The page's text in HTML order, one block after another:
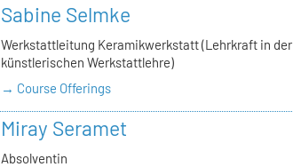
Sabine Selmke
Werkstattleitung Keramikwerkstatt (Lehrkraft in der
künstlerischen Werkstattlehre)
→ Course Offerings
Miray Seramet
Absolventin